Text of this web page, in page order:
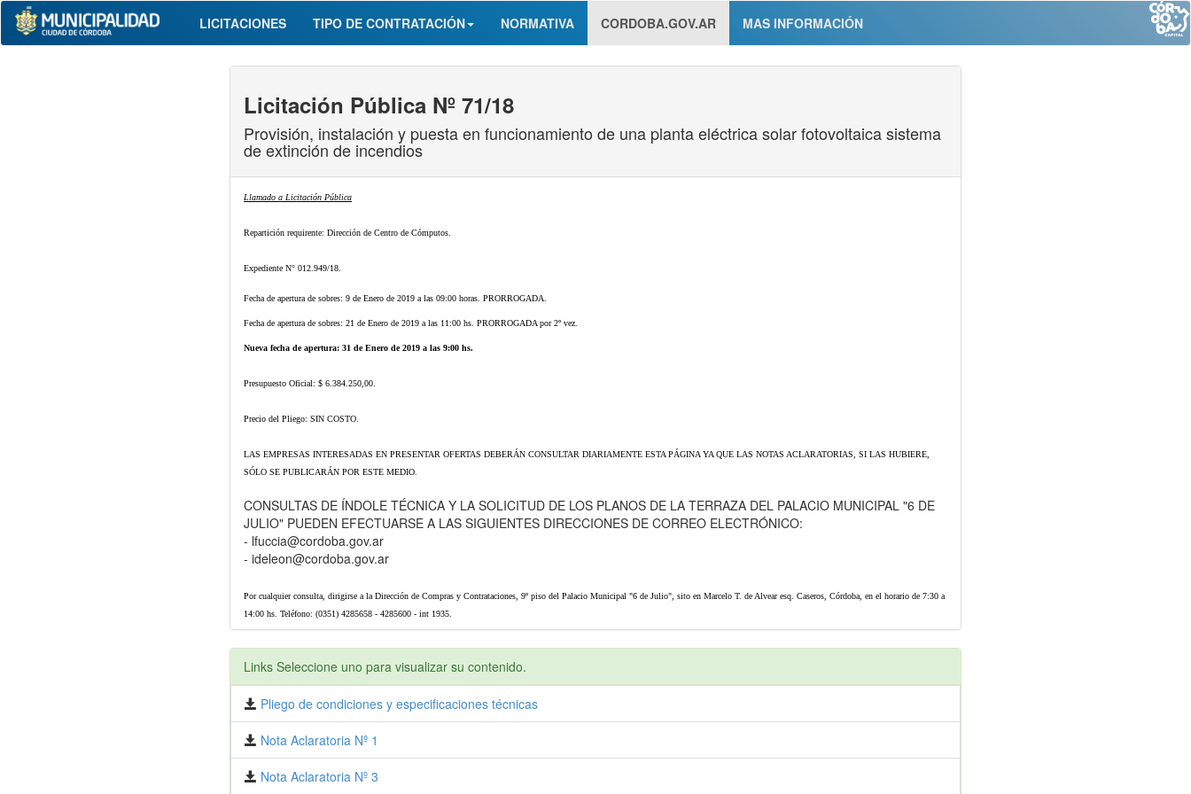
LICITACIONES TIPO DE CONTRATACIÓN NORMATIVA CORDOBA.GOV.AR MAS INFORMACIÓN
Licitación Pública Nº 71/18
Provisión, instalación y puesta en funcionamiento de una planta eléctrica solar fotovoltaica sistema
de extinción de incendios
Llamado a Licitación Pública
Repartición requirente: Dirección de Centro de Cómputos.
Expediente N° 012.949/18.
Fecha de apertura de sobres: 9 de Enero de 2019 a las 09:00 horas. PRORROGADA.
Fecha de apertura de sobres: 21 de Enero de 2019 a las 11:00 hs. PRORROGADA por 2º vez.
Nueva fecha de apertura: 31 de Enero de 2019 a las 9:00 hs.
Presupuesto Oficial: $ 6.384.250,00.
Precio del Pliego: SIN COSTO.
LAS EMPRESAS INTERESADAS EN PRESENTAR OFERTAS DEBERÁN CONSULTAR DIARIAMENTE ESTA PÁGINA YA QUE LAS NOTAS ACLARATORIAS, SI LAS HUBIERE,
SÓLO SE PUBLICARÁN POR ESTE MEDIO.
CONSULTAS DE ÍNDOLE TÉCNICA Y LA SOLICITUD DE LOS PLANOS DE LA TERRAZA DEL PALACIO MUNICIPAL "6 DE
JULIO" PUEDEN EFECTUARSE A LAS SIGUIENTES DIRECCIONES DE CORREO ELECTRÓNICO:
- lfuccia@cordoba.gov.ar
- ideleon@cordoba.gov.ar
Por cualquier consulta, dirigirse a la Dirección de Compras y Contrataciones, 9º piso del Palacio Municipal "6 de Julio", sito en Marcelo T. de Alvear esq. Caseros, Córdoba, en el horario de 7:30 a
14:00 hs. Teléfono: (0351) 4285658 - 4285600 - int 1935.
Links Seleccione uno para visualizar su contenido.
Pliego de condiciones y especificaciones técnicas
Nota Aclaratoria Nº 1
Nota Aclaratoria Nº 3